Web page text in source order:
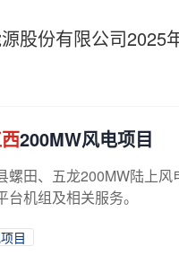
股份有限公司2025
200MW风电项目
螺田、五龙200MW陆上
机组及相关服务。
目